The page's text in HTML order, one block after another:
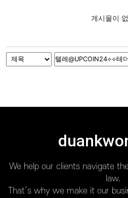
게시물이
We help our clients navigate
law.
That’s why we make it our